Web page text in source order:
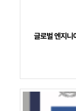
글로벌 엔지